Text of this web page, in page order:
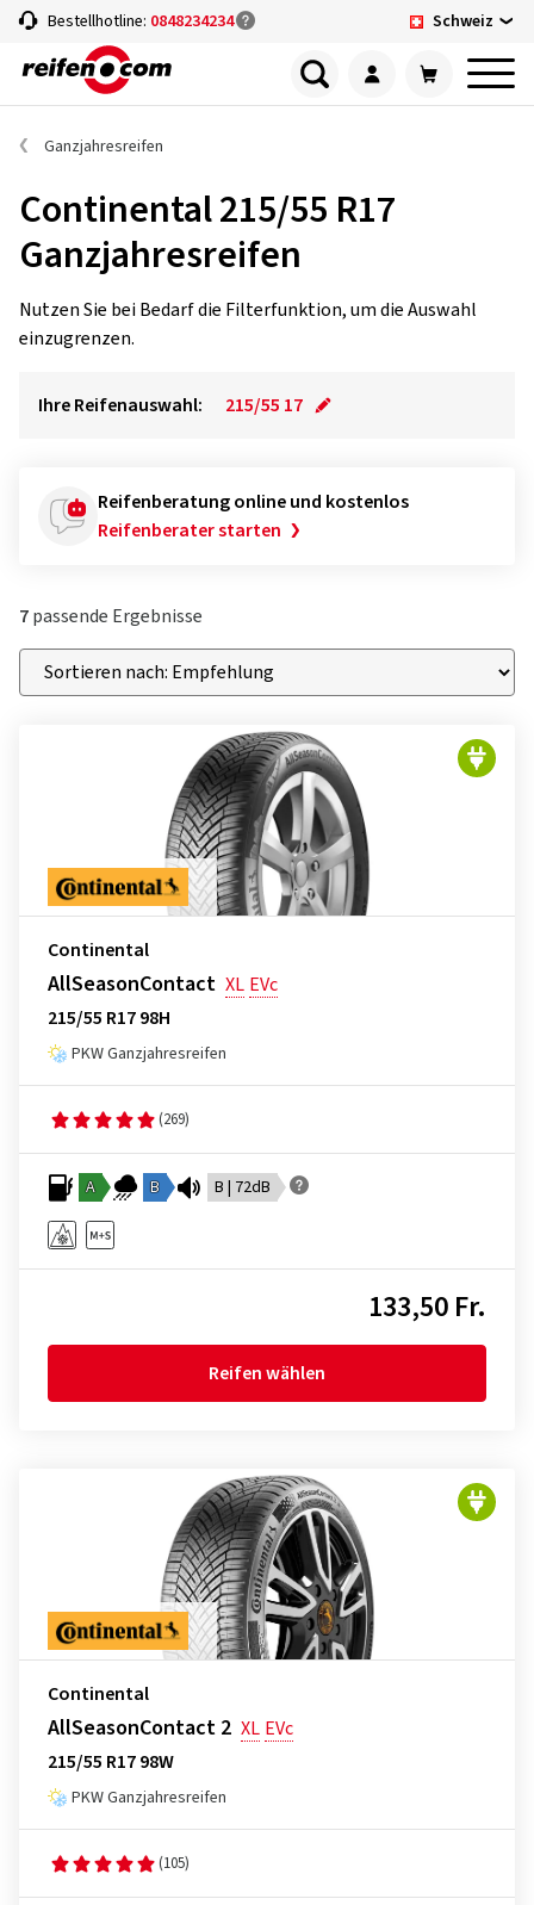
Bestellhotline: 0848234234 Schweiz
Ganzjahresreifen
Continental 215/55 R17
Ganzjahresreifen
Nutzen Sie bei Bedarf die Filterfunktion, um die Auswahl
einzugrenzen.
Ihre Reifenauswahl: 215/55 17
Reifenberatung online und kostenlos
Reifenberater starten
7passende Ergebnisse
Continental
AllSeasonContact XL EVc
215/55 R17 98H
PKW Ganzjahresreifen
(269)
A B B | 72dB
133,50 Fr.
Reifen wählen
Continental
AllSeasonContact 2 XL EVc
215/55 R17 98W
PKW Ganzjahresreifen
(105)